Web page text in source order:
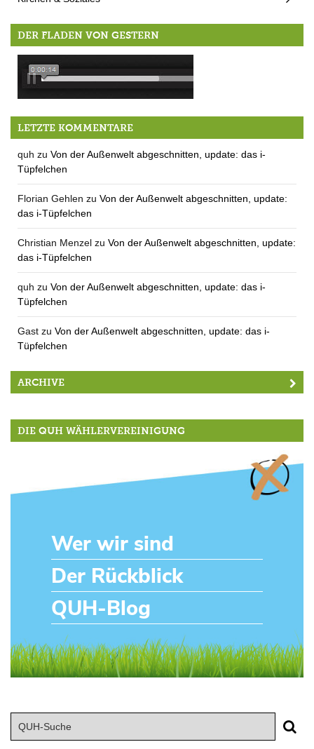
DER FLADEN VON GESTERN
Wittgenstein zum herunterladen
LETZTE KOMMENTARE
quh zu Von der Außenwelt abgeschnitten, update: das i-
Tüpfelchen
Florian Gehlen zu Von der Außenwelt abgeschnitten, update:
das i-Tüpfelchen
Christian Menzel zu Von der Außenwelt abgeschnitten, update:
das i-Tüpfelchen
quh zu Von der Außenwelt abgeschnitten, update: das i-
Tüpfelchen
Gast zu Von der Außenwelt abgeschnitten, update: das i-
Tüpfelchen
ARCHIVE
DIE QUH WÄHLERVEREINIGUNG
Wer wir sind
Der Rückblick
QUH-Blog